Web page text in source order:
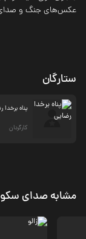
عکس‌های جنگ و صدای
ستارگان
پناه برخدا
کارگردان
مشابه صدای